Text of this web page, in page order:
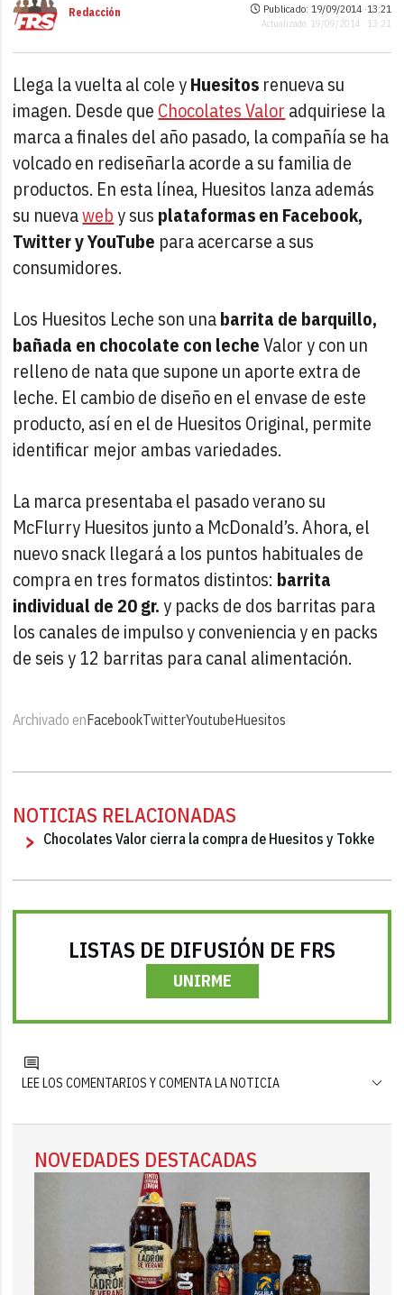
Redacción Publicado: 19/09/2014 ·13:21
Actualizado: 19/09/2014 · 13:21
Llega la vuelta al cole yHuesitos renueva su
imagen. Desde que Chocolates Valor adquiriese la
marca a finales del año pasado, la compañía se ha
volcado en rediseñarla acorde a su familia de
productos. En esta línea, Huesitos lanza además
su nuevaweby sus plataformas en Facebook,
Twitter y YouTube para acercarse a sus
consumidores.
Los Huesitos Leche son unabarrita de barquillo,
bañada en chocolate con lecheValor y con un
relleno de nata que supone un aporte extra de
leche. El cambio de diseño en el envase de este
producto, así en el de Huesitos Original, permite
identificar mejor ambas variedades.
La marca presentaba el pasado verano su
McFlurry Huesitos junto a McDonald’s. Ahora, el
nuevo snack llegará a los puntos habituales de
compra en tres formatos distintos: barrita
individual de 20 gr.y packs de dos barritas para
los canales de impulso y conveniencia y en packs
de seis y 12 barritas para canal alimentación.
Archivado enFacebookTwitterYoutubeHuesitos
NOTICIAS RELACIONADAS
Chocolates Valor cierra la compra de Huesitos y Tokke
LISTAS DE DIFUSIÓN DE FRS
UNIRME
LEE LOS COMENTARIOS Y COMENTA LA NOTICIA
NOVEDADES DESTACADAS